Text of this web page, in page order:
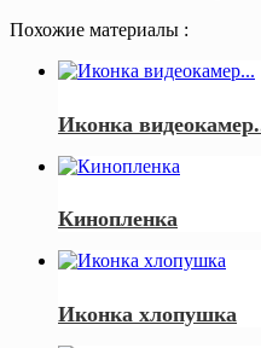
Похожие материалы :
Иконка
Кинопленка
Иконка хлопушка